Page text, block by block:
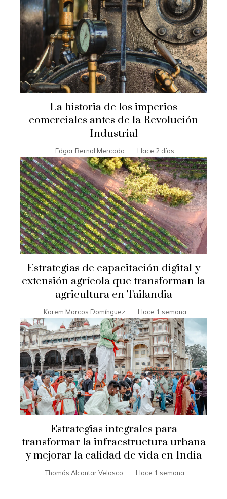
La historia de los imperios
comerciales antes de la Revolución
Industrial
Edgar Bernal Mercado Hace 2 días
Estrategias de capacitación digital y
extensión agrícola que transforman la
agricultura en Tailandia
Karem Marcos Domínguez Hace 1 semana
Estrategias integrales para
transformar la infraestructura urbana
y mejorar la calidad de vida en India
Thomás Alcantar Velasco Hace 1 semana